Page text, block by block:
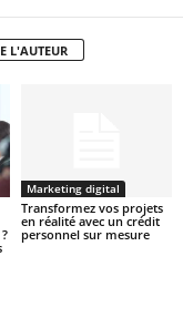
L'AUTEUR
Marketing digital
Transformez vos projets
en réalité avec un crédit
personnel sur mesure